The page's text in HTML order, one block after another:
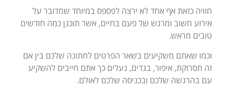
חוויה כזאת אף אחד לא ירצה לפספס במיוחד שמדובר על
אירוע חשוב ומרגש של פעם בחיים, אשר תוכנן כמה חודשים
טובים מראש.
וכמו שאתם משקיעים בשאר הפרטים לחתונה שלכם בין אם
זה תסרוקת, איפור, בגדים, נעלים כך אתם חייבים להשקיע
עם בהרגשה שלכם ובכניסה שלכם לאולם.